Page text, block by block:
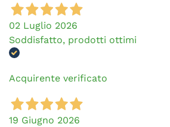
02 Luglio 2026
Soddisfatto, prodotti ottimi
Acquirente verificato
19 Giugno 2026